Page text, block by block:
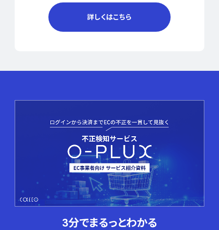
詳しくはこちら
3分でまるっとわかる